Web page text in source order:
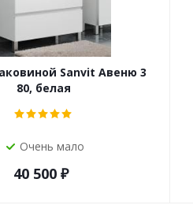
Sanvit Авеню 3
80, белая
Очень мало
40 500 ₽